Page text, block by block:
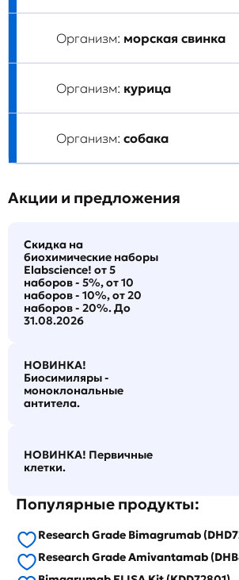
Организм: морская свинка
Организм: курица
Организм: собака
Акции и предложения
Скидка на
биохимические наборы
Elabscience! от 5
наборов - 5%, от 10
наборов - 10%, от 20
наборов - 20%. До
31.08.2026
НОВИНКА!
Биосимиляры -
моноклональные
антитела.
НОВИНКА! Первичные
клетки.
Популярные продукты:
Research Grade Bimagrumab
Research Grade Amivantamab